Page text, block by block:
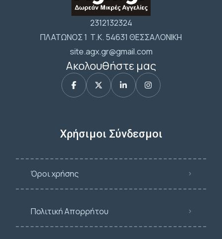
2312132324
ΠΛΑΤΩΝΟΣ 1 Τ.Κ. 54631 ΘΕΣΣΑΛΟΝΙΚΗ
site.agx.gr@gmail.com
Ακολουθήστε μας
Χρήσιμοι Σύνδεσμοι
Όροι χρήσης
Πολιτική Απορρήτου